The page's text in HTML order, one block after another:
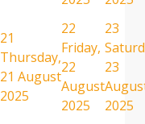
21
Thursday,
21 August
2025
22
Friday,
22
August
2025
23
23
2025